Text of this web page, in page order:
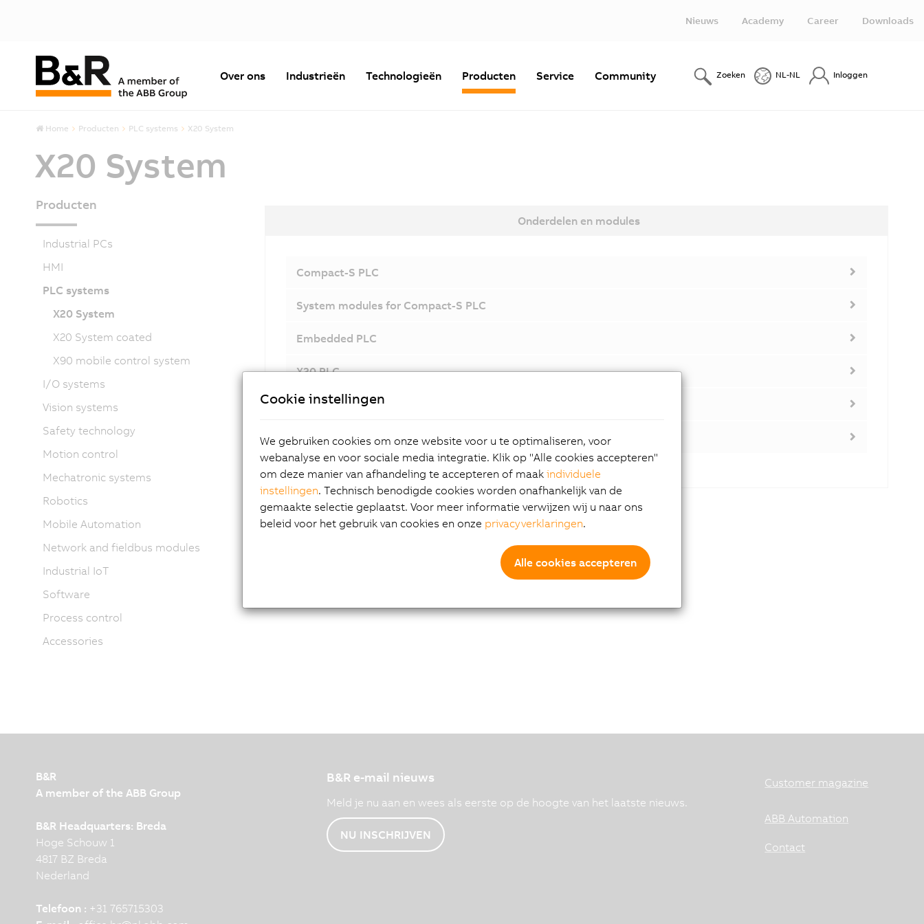
Nieuws Academy Career Downloads
Over ons Industrieën Technologieën Producten Service Community Zoeken NL-NL Inloggen
Home Producten PLC systems X20 System
X20 System
Onderdelen en modules
Compact-S PLC
System modules for Compact-S PLC
Embedded PLC
X20 PLC
X20 Edge
Accessories
Producten
Industrial PCs
HMI
PLC systems
X20 System
X20 System coated
X90 mobile control system
I/O systems
Vision systems
Safety technology
Motion control
Mechatronic systems
Robotics
Mobile Automation
Network and fieldbus modules
Industrial IoT
Software
Process control
Accessories
B&R
A member of the ABB Group
B&R Headquarters: Breda
Hoge Schouw 1
4817 BZ Breda
Nederland
Telefoon : +31 765715303
B&R e-mail nieuws
Meld je nu aan en wees als eerste op de hoogte van het laatste nieuws.
NU INSCHRIJVEN
Customer magazine
ABB Automation
Contact
Cookie instellingen
We gebruiken cookies om onze website voor u te optimaliseren, voor
webanalyse en voor sociale media integratie. Klik op "Alle cookies accepteren"
om deze manier van afhandeling te accepteren of maak individuele
instellingen. Technisch benodigde cookies worden onafhankelijk van de
gemaakte selectie geplaatst. Voor meer informatie verwijzen wij u naar ons
beleid voor het gebruik van cookies en onze privacyverklaringen.
Alle cookies accepteren